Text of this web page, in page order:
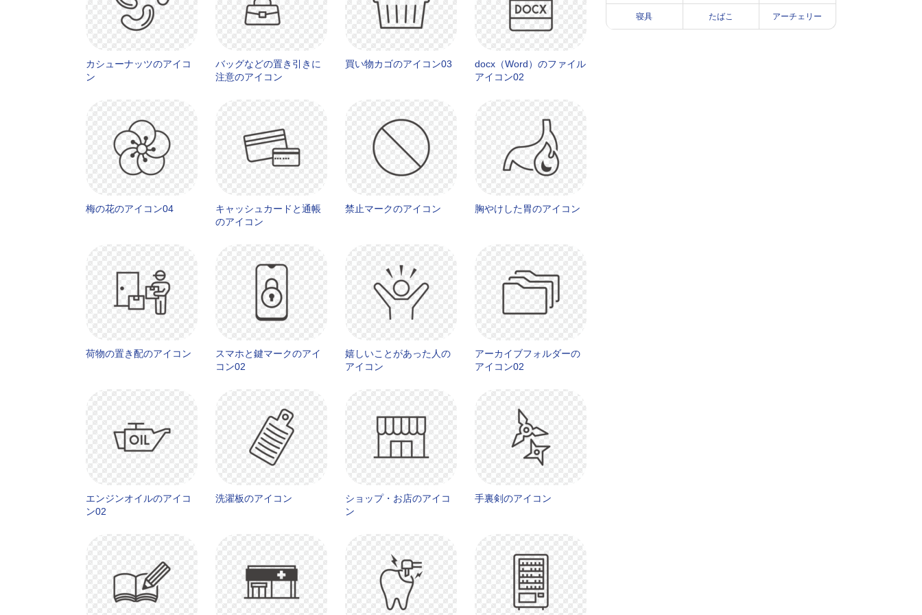
カシューナッツのアイコ
ン
バッグなどの置き引きに
注意のアイコン
買い物カゴのアイコン03
docx（Word）のファイル
アイコン02
梅の花のアイコン04
キャッシュカードと通帳
のアイコン
禁止マークのアイコン 胸やけした胃のアイコン
荷物の置き配のアイコン
スマホと鍵マークのアイ
コン02
嬉しいことがあった人の
アイコン
アーカイブフォルダーの
アイコン02
エンジンオイルのアイコ
ン02
洗濯板のアイコン
ショップ・お店のアイコ
ン
手裏剣のアイコン
寝具 たばこ アーチェリー